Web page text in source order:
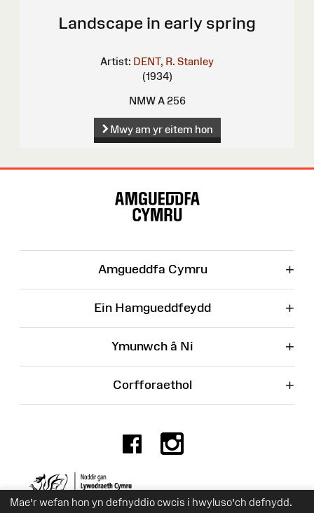
Mae’r wefan hon yn defnyddio cwcis i hwyluso’ch defnydd.
Landscape in early spring
Artist: DENT, R. Stanley
(1934)
NMW A 256
Mwy am yr eitem hon
Amgueddfa Cymru +
Ein Hamgueddfeydd +
Ymunwch â Ni +
Corfforaethol +
Facebook